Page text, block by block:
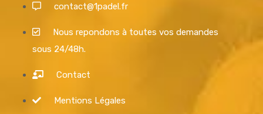
contact@1padel.fr
Nous repondons à toutes vos demandes
sous 24/48h.
Contact
Mentions Légales